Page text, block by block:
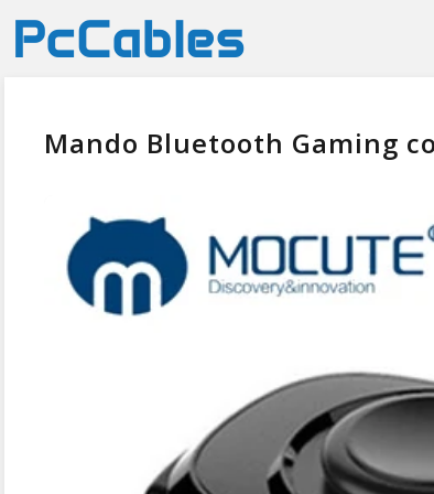
Mando Bluetooth Gaming